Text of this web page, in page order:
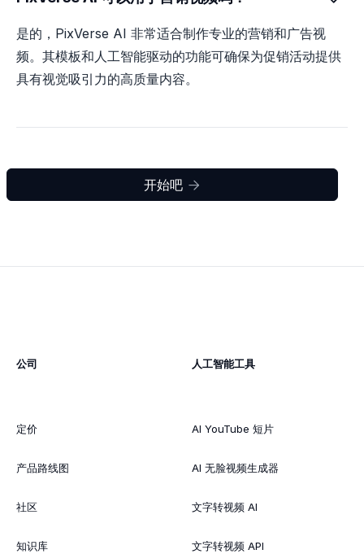
是的，PixVerse AI 非常适合制作专业的营销和广告视
频。其模板和人工智能驱动的功能可确保为促销活动提供
具有视觉吸引力的高质量内容。
开始吧 
公司
定价
产品路线图
社区
知识库
人工智能工具
AI YouTube 短片
AI 无脸视频生成器
文字转视频 AI
文字转视频 API